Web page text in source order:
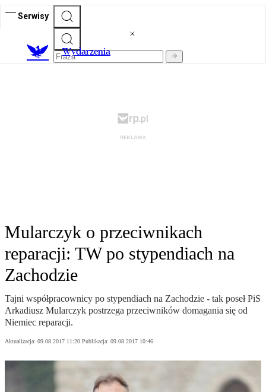
Serwisy
Wydarzenia
Mularczyk o przeciwnikach
reparacji: TW po stypendiach na
Zachodzie
Tajni współpracownicy po stypendiach na Zachodzie - tak poseł PiS
Arkadiusz Mularczyk postrzega przeciwników domagania się od
Niemiec reparacji.
Aktualizacja: 09.08.2017 11:20 Publikacja: 09.08.2017 10:46